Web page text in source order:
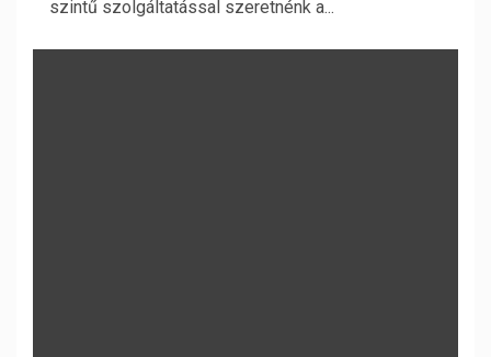
szintű szolgáltatással szeretnénk a...